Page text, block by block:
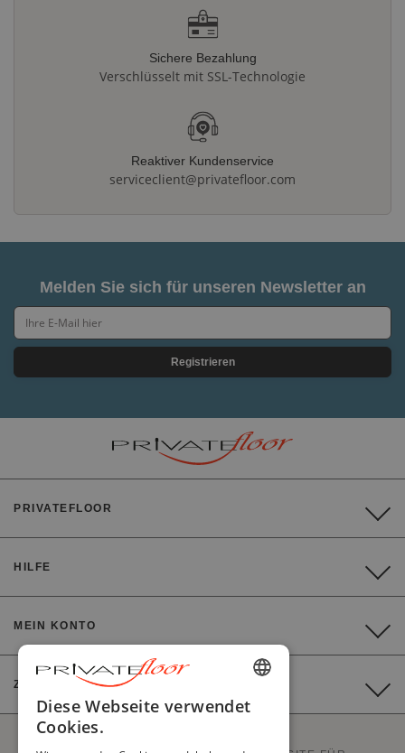
Sichere Bezahlung
Verschlüsselt mit SSL-Technologie
Reaktiver Kundenservice
serviceclient@privatefloor.com
Melden Sie sich für unseren Newsletter an
Registrieren
PRIVATEFLOOR
HILFE
MEIN KONTO
ZAHLUNG
ENGLISH
Diese Webseite verwendet
Cookies.